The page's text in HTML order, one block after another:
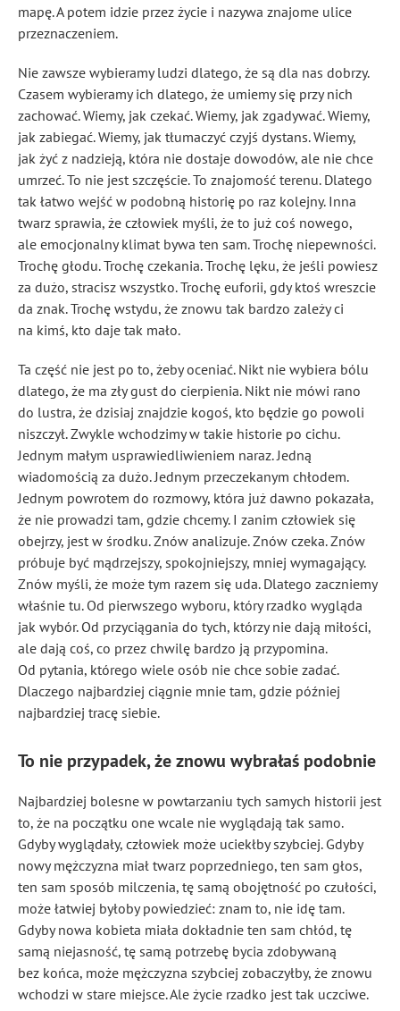
mapę. A potem idzie przez życie i nazywa znajome ulice
przeznaczeniem.
Nie zawsze wybieramy ludzi dlatego, że są dla nas dobrzy.
Czasem wybieramy ich dlatego, że umiemy się przy nich
zachować. Wiemy, jak czekać. Wiemy, jak zgadywać. Wiemy,
jak zabiegać. Wiemy, jak tłumaczyć czyjś dystans. Wiemy,
jak żyć z nadzieją, która nie dostaje dowodów, ale nie chce
umrzeć. To nie jest szczęście. To znajomość terenu. Dlatego
tak łatwo wejść w podobną historię po raz kolejny. Inna
twarz sprawia, że człowiek myśli, że to już coś nowego,
ale emocjonalny klimat bywa ten sam. Trochę niepewności.
Trochę głodu. Trochę czekania. Trochę lęku, że jeśli powiesz
za dużo, stracisz wszystko. Trochę euforii, gdy ktoś wreszcie
da znak. Trochę wstydu, że znowu tak bardzo zależy ci
na kimś, kto daje tak mało.
Ta część nie jest po to, żeby oceniać. Nikt nie wybiera bólu
dlatego, że ma zły gust do cierpienia. Nikt nie mówi rano
do lustra, że dzisiaj znajdzie kogoś, kto będzie go powoli
niszczył. Zwykle wchodzimy w takie historie po cichu.
Jednym małym usprawiedliwieniem naraz. Jedną
wiadomością za dużo. Jednym przeczekanym chłodem.
Jednym powrotem do rozmowy, która już dawno pokazała,
że nie prowadzi tam, gdzie chcemy. I zanim człowiek się
obejrzy, jest w środku. Znów analizuje. Znów czeka. Znów
próbuje być mądrzejszy, spokojniejszy, mniej wymagający.
Znów myśli, że może tym razem się uda. Dlatego zaczniemy
właśnie tu. Od pierwszego wyboru, który rzadko wygląda
jak wybór. Od przyciągania do tych, którzy nie dają miłości,
ale dają coś, co przez chwilę bardzo ją przypomina.
Od pytania, którego wiele osób nie chce sobie zadać.
Dlaczego najbardziej ciągnie mnie tam, gdzie później
najbardziej tracę siebie.
To nie przypadek, że znowu wybrałaś podobnie
Najbardziej bolesne w powtarzaniu tych samych historii jest
to, że na początku one wcale nie wyglądają tak samo.
Gdyby wyglądały, człowiek może uciekłby szybciej. Gdyby
nowy mężczyzna miał twarz poprzedniego, ten sam głos,
ten sam sposób milczenia, tę samą obojętność po czułości,
może łatwiej byłoby powiedzieć: znam to, nie idę tam.
Gdyby nowa kobieta miała dokładnie ten sam chłód, tę
samą niejasność, tę samą potrzebę bycia zdobywaną
bez końca, może mężczyzna szybciej zobaczyłby, że znowu
wchodzi w stare miejsce. Ale życie rzadko jest tak uczciwe.